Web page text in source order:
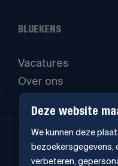
Deze website
We kunnen deze
bezoekersgegevens,
verbeteren,
BLUEKENS
Vacatures
Over ons